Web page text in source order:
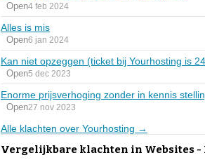
Open4 feb 2024
Alles is mis
Open6 jan 2024
Kan niet opzeggen (ticket bij Yourhosting is
Open5 dec 2023
Enorme prijsverhoging zonder in kennis
Open27 nov 2023
Alle klachten over Yourhosting →
Vergelijkbare klachten in Websites